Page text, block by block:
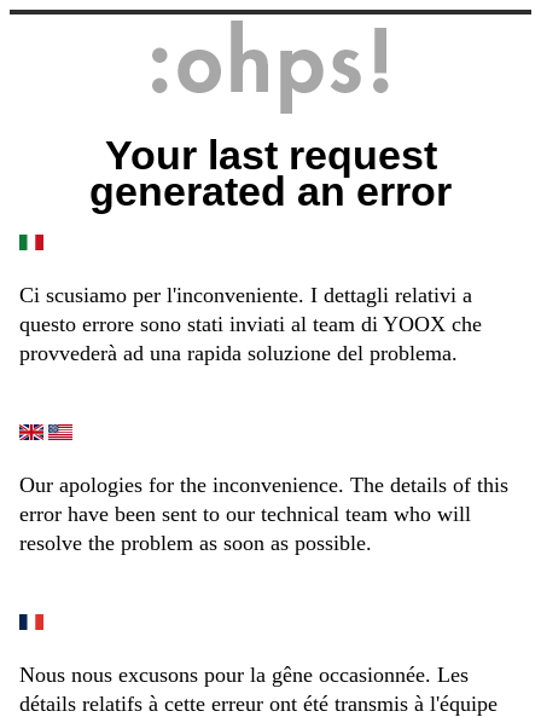
Your last request
generated an error
Ci scusiamo per l'inconveniente. I dettagli relativi a
questo errore sono stati inviati al team di YOOX che
provvederà ad una rapida soluzione del problema.
Our apologies for the inconvenience. The details of this
error have been sent to our technical team who will
resolve the problem as soon as possible.
Nous nous excusons pour la gêne occasionnée. Les
détails relatifs à cette erreur ont été transmis à l'équipe